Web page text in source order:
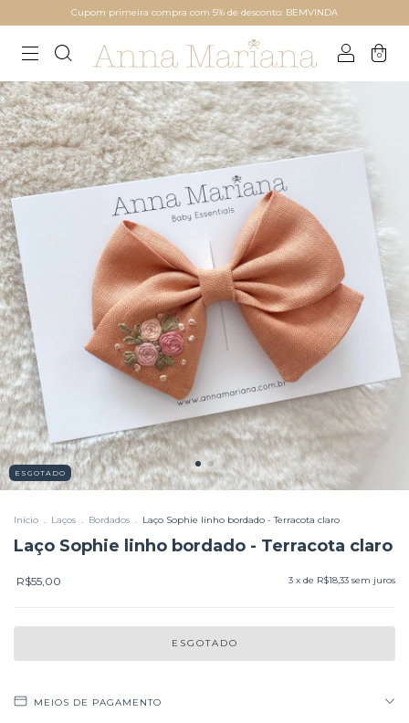
Cupom primeira compra com 5% de desconto: BEMVINDA
0
ESGOTADO
Início . Laços . Bordados . Laço Sophie linho bordado - Terracota claro
Laço Sophie linho bordado - Terracota claro
R$55,00 3 x de R$18,33 sem juros
MEIOS DE PAGAMENTO